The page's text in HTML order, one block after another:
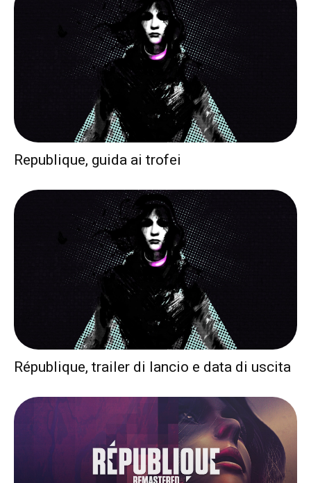
Republique, guida ai trofei
République, trailer di lancio e data di uscita